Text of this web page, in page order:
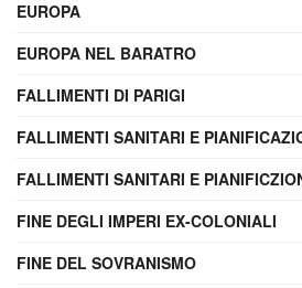
EUROPA
EUROPA NEL BARATRO
FALLIMENTI DI PARIGI
FALLIMENTI SANITARI E
FALLIMENTI SANITARI E
FINE DEGLI IMPERI EX-COLONIALI
FINE DEL SOVRANISMO